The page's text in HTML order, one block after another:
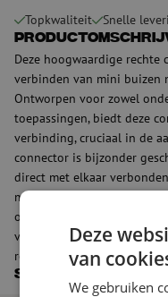
Topkwaliteit Snelle
Deze hoogwaardige
verbinden van mini buizen
Ontworpen voor zowel
toepassingen, biedt deze
verbinding, cruciaal in de
connector is bijzonder
direct met elkaar
maken van een aftakking
ontwerp en eenvoudige
voor een snelle en veilige
realiseren van een
Specificaties
Deze
van
We gebruiken